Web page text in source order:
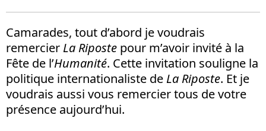
Camarades, tout d’abord je voudrais
remercier La Riposte pour m’avoir invité à la
Fête de l’Humanité. Cette invitation souligne la
politique internationaliste de La Riposte. Et je
voudrais aussi vous remercier tous de votre
présence aujourd’hui.